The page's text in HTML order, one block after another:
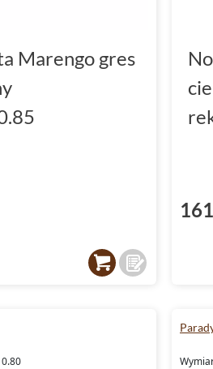
Marengo gres